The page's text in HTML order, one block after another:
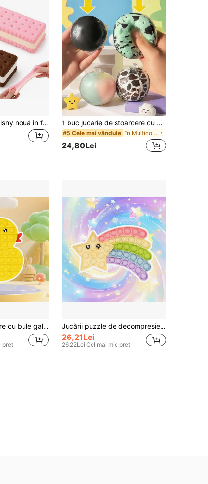
1 buc. jucărie squishy nouă în formă de sandviș cu biscuit, super moale din TPR, cu revenire lentă, jucărie de strângere pentru eliberarea stresului, jucărie squishy realistă în formă de aliment, ASMR, pentru relaxare senzorială, anti-anxietate și descărcare emoțională, decor de birou, cadou de zi de naștere pentru adolescenți și adulți 1 buc jucărie de stoarcere cu bilă crocantă pentru ameliorarea anxietății, jucărie Fidget, ameliorarea stresului pentru mână, jucărie de Paște, jucărie de stoarcere, jucării de ameliorare a stresului, anxietate și relaxare, jucărie de stoarcere umplută pentru cadou de petrecere, jucărie de stoarcere în formă de Ta
#5 Cele mai vândute în Multicolor Jucării pentru copii preșcolari
24,80Lei
Jucărie de relaxare cu bule galbene, pentru ameliorarea anxietății, jucărie pentru deget, jucărie populară rapidă cu bule pentru ameliorarea stresului pentru adulți și copii, cadou de decor pentru petrecere pentru Crăciun, Halloween, jucărie de relaxare, cadou de sărbători potrivit pentru băieți, fete, copii și adulți, joc distractiv de împingere și la modă
pret
Jucării puzzle de decompresie cu bule în formă de stea și curcubeu, jucării pentru degete, jucării la modă cu bule pentru ameliorarea stresului, cadouri decorative pentru jocuri de petrecere pentru Crăciun, Halloween, atât pentru adulți, cât și pentru copii, jocuri distractive de împingere și populare pentru copii și adulți
26,21Lei
26,22LeiCel mai mic pret